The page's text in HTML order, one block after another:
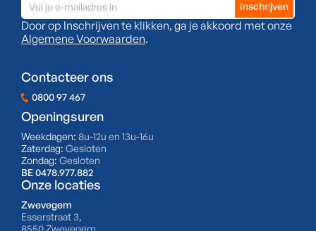
Door op Inschrijven te klikken, ga je akkoord met onze
Algemene Voorwaarden.
Contacteer ons
0800 97 467
Openingsuren
Weekdagen: 8u-12u en 13u-16u
Zaterdag: Gesloten
Zondag: Gesloten
BE 0478.977.882
Onze locaties
Zwevegem
Esserstraat 3,